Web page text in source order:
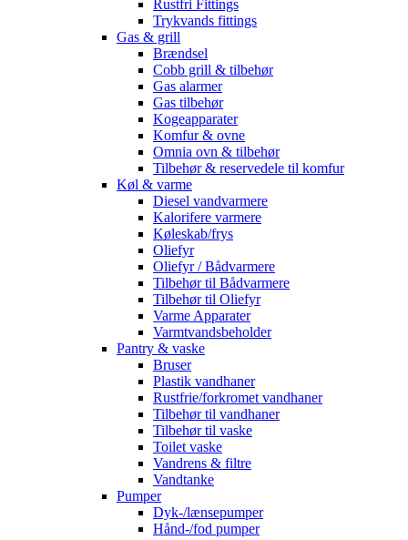
Rustfri Fittings
Trykvands fittings
Gas & grill
Brændsel
Cobb grill & tilbehør
Gas alarmer
Gas tilbehør
Kogeapparater
Komfur & ovne
Omnia ovn & tilbehør
Tilbehør & reservedele til komfur
Køl & varme
Diesel vandvarmere
Kalorifere varmere
Køleskab/frys
Oliefyr
Oliefyr / Bådvarmere
Tilbehør til Bådvarmere
Tilbehør til Oliefyr
Varme Apparater
Varmtvandsbeholder
Pantry & vaske
Bruser
Plastik vandhaner
Rustfrie/forkromet vandhaner
Tilbehør til vandhaner
Tilbehør til vaske
Toilet vaske
Vandrens & filtre
Vandtanke
Pumper
Dyk-/lænsepumper
Hånd-/fod pumper